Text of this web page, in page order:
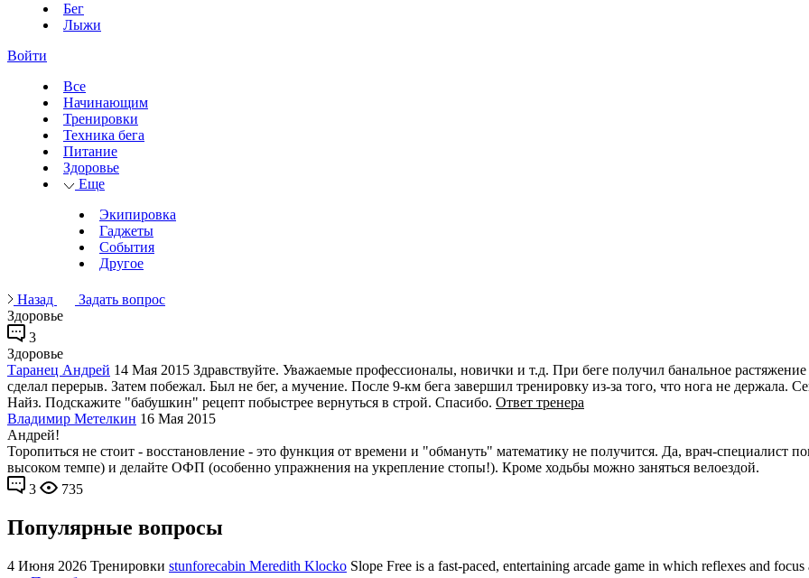
Бег
Лыжи
Войти
Все
Начинающим
Тренировки
Техника бега
Питание
Здоровье
Еще
Экипировка
Гаджеты
События
Другое
Назад
Задать вопрос
Здоровье
3
Здоровье
Таранец Андрей 14 Мая 2015 Здравствуйте. Уважаемые профессионалы, новички и т.д. При беге получил банальное
сделал перерыв. Затем побежал. Был не бег, а мучение. После 9-км бега завершил тренировку из-за того, что нога не держала.
Найз. Подскажите "бабушкин" рецепт побыстрее вернуться в строй. Спасибо. Ответ тренера
Владимир Метелкин 16 Мая 2015
Андрей!
Торопиться не стоит - восстановление - это функция от времени и "обмануть" математику не получится. Да, врач-специалист
высоком темпе) и делайте ОФП (особенно упражнения на укрепление стопы!). Кроме ходьбы можно заняться велоездой.
3
735
Популярные вопросы
4 Июня 2026 Тренировки stunforecabin Meredith Klocko Slope Free is a fast-paced, entertaining arcade game in which reflexes and